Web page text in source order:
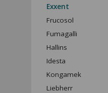
Exxent
Frucosol
Fumagalli
Hallins
Idesta
Kongamek
Liebherr